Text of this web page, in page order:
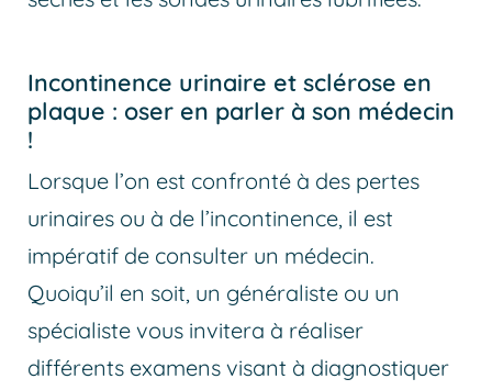
Incontinence urinaire et sclérose en
plaque : oser en parler à son médecin
!
Lorsque l’on est confronté à des pertes
urinaires ou à de l’incontinence, il est
impératif de consulter un médecin.
Quoiqu’il en soit, un généraliste ou un
spécialiste vous invitera à réaliser
différents examens visant à diagnostiquer